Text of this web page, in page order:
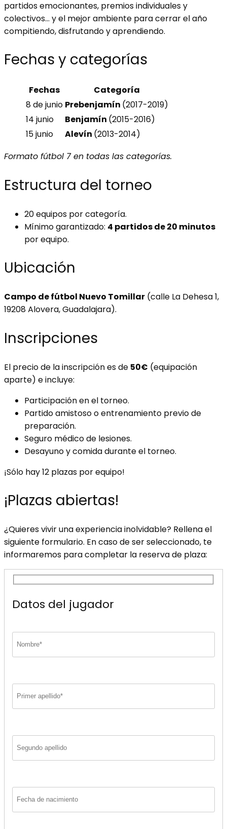
partidos emocionantes, premios individuales y
colectivos… y el mejor ambiente para cerrar el año
compitiendo, disfrutando y aprendiendo.
Fechas y categorías
Fechas
Categoría
8 de junio Prebenjamín (2017-2019)
14 junio
Benjamín (2015-2016)
15 junio
Alevín (2013-2014)
Formato fútbol 7 en todas las categorías.
Estructura del torneo
20 equipos por categoría.
Mínimo garantizado: 4 partidos de 20 minutos
por equipo.
Ubicación
Campo de fútbol Nuevo Tomillar (calle La Dehesa 1,
19208 Alovera, Guadalajara).
Inscripciones
El precio de la inscripción es de 50€ (equipación
aparte) e incluye:
Participación en el torneo.
Partido amistoso o entrenamiento previo de
preparación.
Seguro médico de lesiones.
Desayuno y comida durante el torneo.
¡Sólo hay 12 plazas por equipo!
¡Plazas abiertas!
¿Quieres vivir una experiencia inolvidable? Rellena el
siguiente formulario. En caso de ser seleccionado, te
informaremos para completar la reserva de plaza:
Datos del jugador